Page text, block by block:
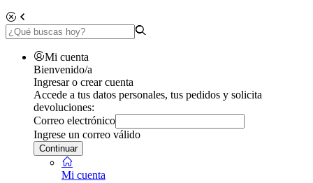
Mi cuenta
Bienvenido/a
Ingresar o crear cuenta
Accede a tus datos personales, tus pedidos y solicita
devoluciones:
Correo electrónico
Ingrese un correo válido
Continuar
Mi cuenta